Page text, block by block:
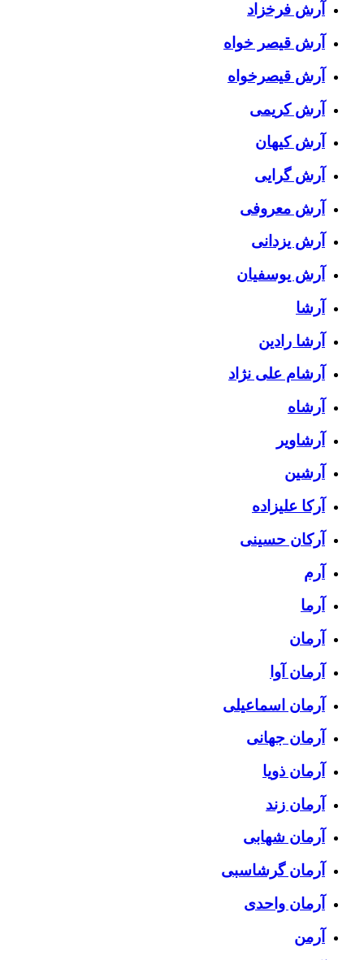
آرش فرخزاد
آرش قیصر خواه
آرش قیصرخواه
آرش کریمی
آرش کیهان
آرش گرایی
آرش معروفی
آرش یزدانی
آرش یوسفیان
آرشا
آرشا رادین
آرشام علی نژاد
آرشاه
آرشاویر
آرشین
آرکا علیزاده
آرکان حسینی
آرم
آرما
آرمان
آرمان آوا
آرمان اسماعیلی
آرمان جهانی
آرمان ذویا
آرمان زند
آرمان شهابی
آرمان گرشاسبی
آرمان واحدی
آرمن